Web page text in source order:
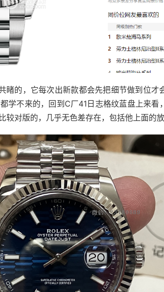
睹的，它每次出新款都会先把细节做到位才
学不来的，回到C厂41日志格纹蓝盘上来看
较对版的，几乎无色差存在，包括他上面的